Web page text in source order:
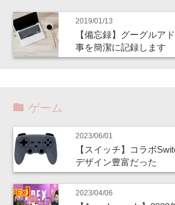
2019/01/13
【備忘録】グーグルア
事を簡潔に記録します
ゲーム
2023/06/01
【スイッチ】コラボ
デザイン豊富だった
2023/04/06